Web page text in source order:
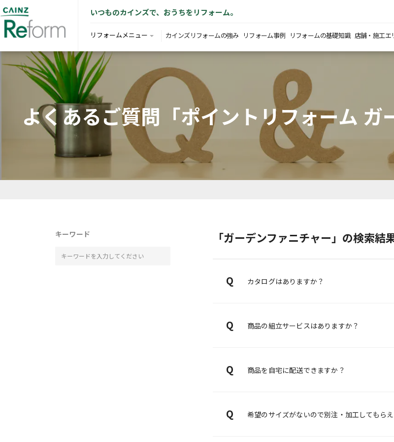
いつものカインズで、おうちをリフォーム。
リフォームメニュー カインズリフォームの強み リフォーム事例 リフォームの基礎知識 店舗・施工エ
よくあるご質問「ポイントリフォーム
キーワード 「ガーデンファニチャー」の検索結
Q カタログはありますか？
Q 商品の組立サービスはありますか？
Q 商品を自宅に配送できますか？
Q 希望のサイズがないので別注・加工してもら